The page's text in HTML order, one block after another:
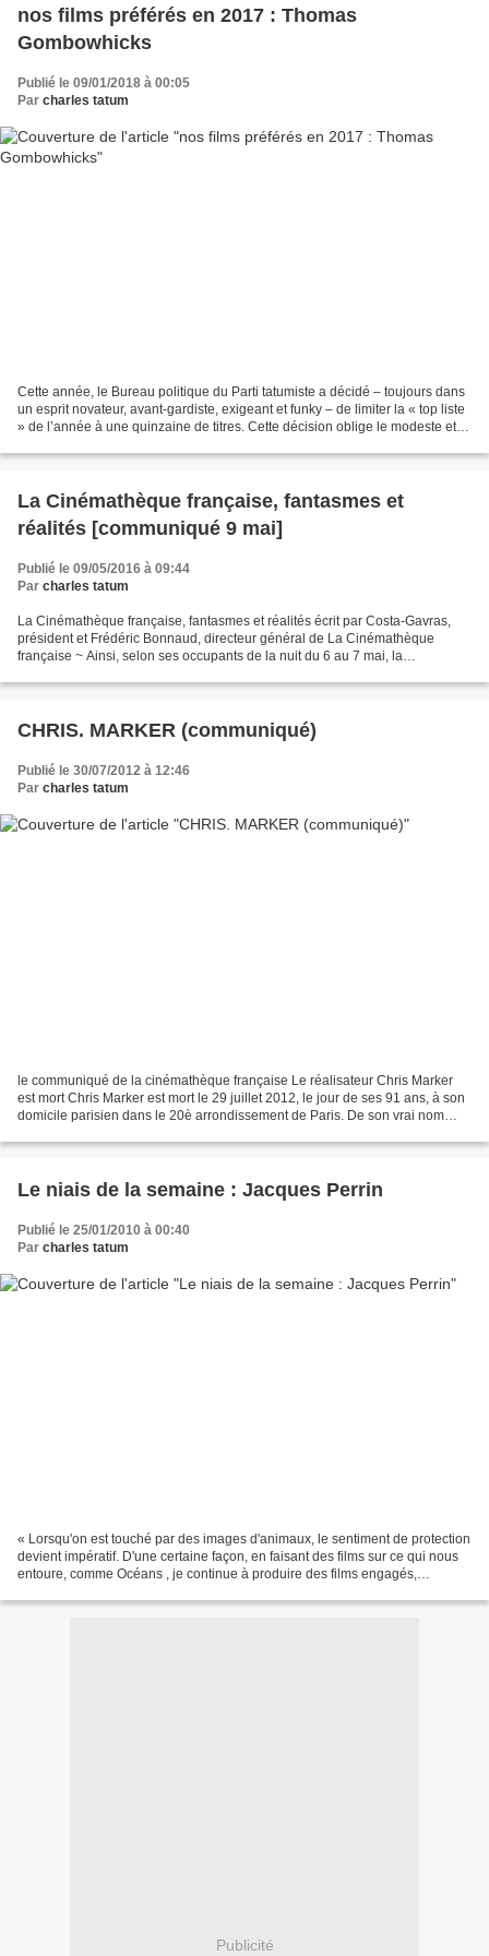
nos films préférés en 2017 : Thomas
Gombowhicks
Publié le 09/01/2018 à 00:05
Par charles tatum
Cette année, le Bureau politique du Parti tatumiste a décidé – toujours dans
un esprit novateur, avant-gardiste, exigeant et funky – de limiter la « top liste
» de l’année à une quinzaine de titres. Cette décision oblige le modeste et
La Cinémathèque française, fantasmes et
réalités [communiqué 9 mai]
Publié le 09/05/2016 à 09:44
Par charles tatum
La Cinémathèque française, fantasmes et réalités écrit par Costa-Gavras,
président et Frédéric Bonnaud, directeur général de La Cinémathèque
française ~ Ainsi, selon ses occupants de la nuit du 6 au 7 mai, la
CHRIS. MARKER (communiqué)
Publié le 30/07/2012 à 12:46
Par charles tatum
le communiqué de la cinémathèque française Le réalisateur Chris Marker
est mort Chris Marker est mort le 29 juillet 2012, le jour de ses 91 ans, à son
domicile parisien dans le 20è arrondissement de Paris. De son vrai nom
Le niais de la semaine : Jacques Perrin
Publié le 25/01/2010 à 00:40
Par charles tatum
« Lorsqu'on est touché par des images d'animaux, le sentiment de protection
devient impératif. D'une certaine façon, en faisant des films sur ce qui nous
entoure, comme Océans , je continue à produire des films engagés,
Publicité